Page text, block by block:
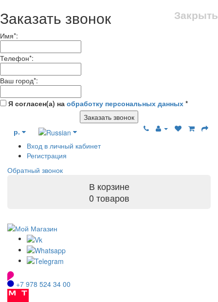
Закрыть
Заказать звонок
Имя*:
Телефон*:
Ваш город*:
Я согласен(а) на обработку персональных данных *
Заказать звонок
р.
Вход в личный кабинет
Регистрация
Обратный звонок
В корзине
0 товаров
+7 978 524 34 00